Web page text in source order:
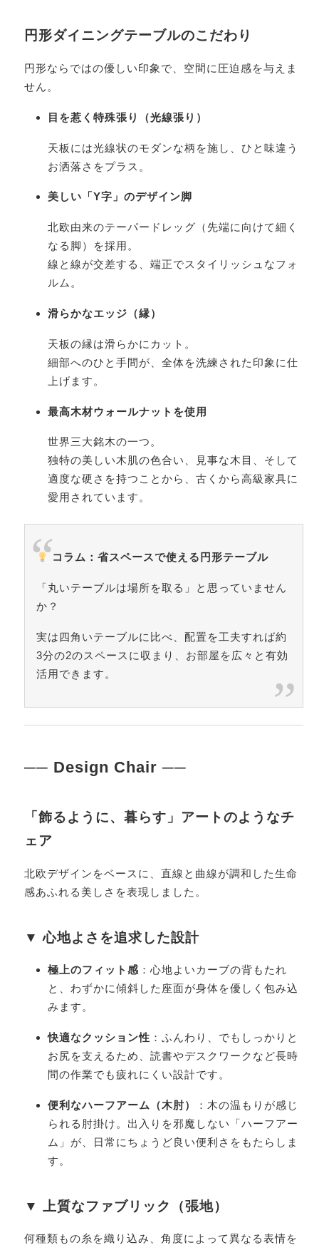
円形ダイニングテーブルのこだわり
円形ならではの優しい印象で、空間に圧迫感を与えま
せん。
目を惹く特殊張り（光線張り）
天板には光線状のモダンな柄を施し、ひと味違う
お洒落さをプラス。
美しい「Y字」のデザイン脚
北欧由来のテーパードレッグ（先端に向けて細く
なる脚）を採用。
線と線が交差する、端正でスタイリッシュなフォ
ルム。
滑らかなエッジ（縁）
天板の縁は滑らかにカット。
細部へのひと手間が、全体を洗練された印象に仕
上げます。
最高木材ウォールナットを使用
世界三大銘木の一つ。
独特の美しい木肌の色合い、見事な木目、そして
適度な硬さを持つことから、古くから高級家具に
愛用されています。
コラム：省スペースで使える円形テーブル
「丸いテーブルは場所を取る」と思っていません
か？
実は四角いテーブルに比べ、配置を工夫すれば約
3分の2のスペースに収まり、お部屋を広々と有効
活用できます。
── Design Chair ──
「飾るように、暮らす」アートのようなチ
ェア
北欧デザインをベースに、直線と曲線が調和した生命
感あふれる美しさを表現しました。
▼ 心地よさを追求した設計
極上のフィット感 ：心地よいカーブの背もたれ
と、わずかに傾斜した座面が身体を優しく包み込
みます。
快適なクッション性 ：ふんわり、でもしっかりと
お尻を支えるため、読書やデスクワークなど長時
間の作業でも疲れにくい設計です。
便利なハーフアーム（木肘）
：木の温もりが感じ
られる肘掛け。出入りを邪魔しない「ハーフアー
ム」が、日常にちょうど良い便利さをもたらしま
す。
▼ 上質なファブリック（張地）
何種類もの糸を織り込み、角度によって異なる表情を